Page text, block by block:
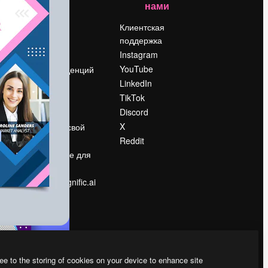
Цены
О нас
Reviews
Вакансии
Поиск тенденций
Блог
События
Slidesgo
Продайте свой
контент
Помещение для
прессы
Ищете magnific.ai
нами
Клиентская
поддержка
Instagram
YouTube
LinkedIn
TikTok
Discord
X
Reddit
to the storing of cookies on your device to enhance site